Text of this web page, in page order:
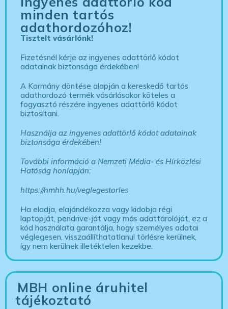
minden tartós
adathordozóhoz!
Tisztelt vásárlónk!
Fizetésnél kérje az ingyenes adattörlő kódot
adatainak biztonsága érdekében!
A Kormány döntése alapján a kereskedő tartós
adathordozó termék vásárlásakor köteles a
fogyasztó részére ingyenes adattörlő kódot
biztosítani.
Használja az ingyenes adattörlő kódot adatainak
biztonsága érdekében!
További információ a Nemzeti Média- és Hírközlési
Hatóság honlapján:
https://nmhh.hu/veglegestorles
Ha eladja, elajándékozza vagy kidobja régi
laptopját, pendrive-ját vagy más adattárolóját, ez a
kód használata garantálja, hogy személyes adatai
véglegesen, visszaállíthatatlanul törlésre kerülnek,
így nem kerülnek illetéktelen kezekbe.
MBH online áruhitel
tájékoztató